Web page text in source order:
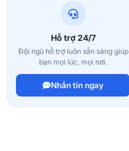
Hỗ trợ 24/7
Đội ngũ hỗ trợ luôn sẵn sàng giúp
bạn mọi lúc, mọi nơi.
Nhắn tin ngay